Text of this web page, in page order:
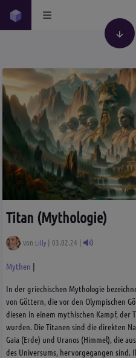
Titan (Mythologie)
von Lilly | 03.02.24 |
Mythen |
In der griechischen Mythologie
von Göttern, die vor den Olympischen
diesen in einem mythischen Kampf, der
wurden. Die Titanen sind die direkten
Gaia (Erde) und Uranos (Himmel), die
des Universums, hervorgegangen sind.